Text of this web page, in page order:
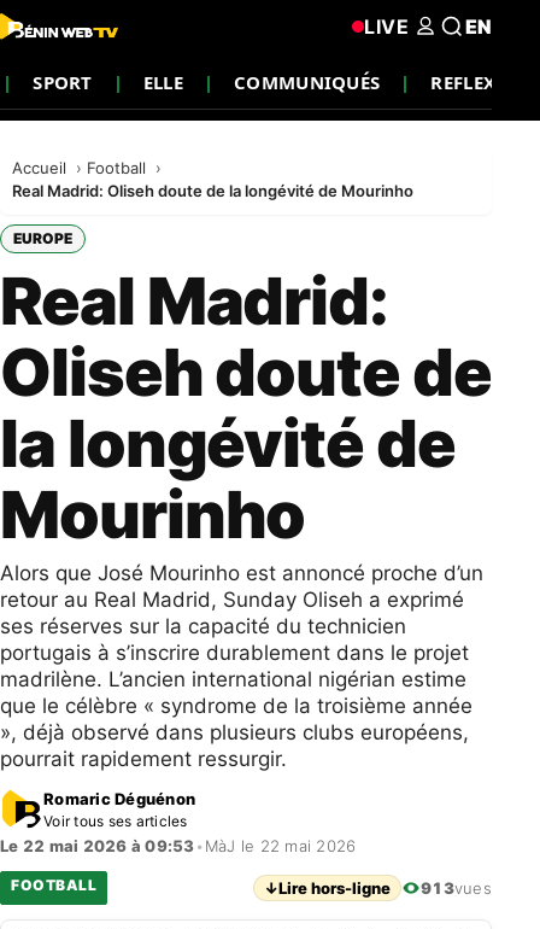
SPORT ELLE COMMUNIQUÉS REFLEXION
LIVE EN
Accueil
Football
Real Madrid: Oliseh doute de la longévité de Mourinho
EUROPE
Real Madrid:
Oliseh doute de
la longévité de
Mourinho
Alors que José Mourinho est annoncé proche d’un
retour au Real Madrid, Sunday Oliseh a exprimé
ses réserves sur la capacité du technicien
portugais à s’inscrire durablement dans le projet
madrilène. L’ancien international nigérian estime
que le célèbre « syndrome de la troisième année
», déjà observé dans plusieurs clubs européens,
pourrait rapidement ressurgir.
Romaric Déguénon
Voir tous ses articles
Le 22 mai 2026 à 09:53• MàJ le 22 mai 2026
FOOTBALL ↓Lire hors-ligne 913vues